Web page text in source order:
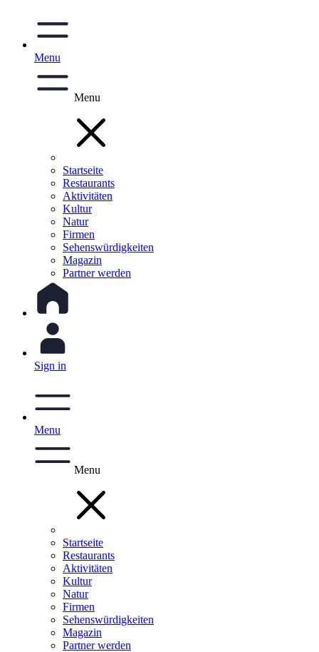
Menu
Menu
Startseite
Restaurants
Aktivitäten
Kultur
Natur
Firmen
Sehenswürdigkeiten
Magazin
Partner werden
Sign in
Menu
Menu
Startseite
Restaurants
Aktivitäten
Kultur
Natur
Firmen
Sehenswürdigkeiten
Magazin
Partner werden